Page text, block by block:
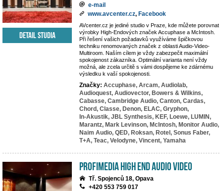
e-mail
www.avcenter.cz, Facebook
AVcenter.cz je jediné studio v Praze, kde můžete porovnat
výrobky High-Endových značek Accuphase a McIntosh.
Při řešení vašich požadavků využíváme špičkovou
techniku renomovaných značek z oblasti Audio-Video-
Multiroom. Naším cílem je vždy zabezpečit maximální
spokojenost zákazníka. Optimální varianta není vždy
možná, ale zcela určitě s vámi dospějeme ke zdárnému
výsledku k vaší spokojenosti.
Značky: Accuphase, Arcam, Audiolab,
Audioquest, Audiovector, Bowers & Wilkins,
Cabasse, Cambridge Audio, Canton, Cardas,
Chord, Classe, Denon, ELAC, Gryphon,
In-Akustik, JBL Synthesis, KEF, Loewe, LUMIN,
Marantz, Mark Levinson, McIntosh, Monitor Audio,
Naim Audio, QED, Roksan, Rotel, Sonus Faber,
T+A, Teac, Velodyne, Vincent, Yamaha
Detail studia
PROFIMEDIA High End Audio Video
Tř. Spojenců 18, Opava
+420 553 759 017